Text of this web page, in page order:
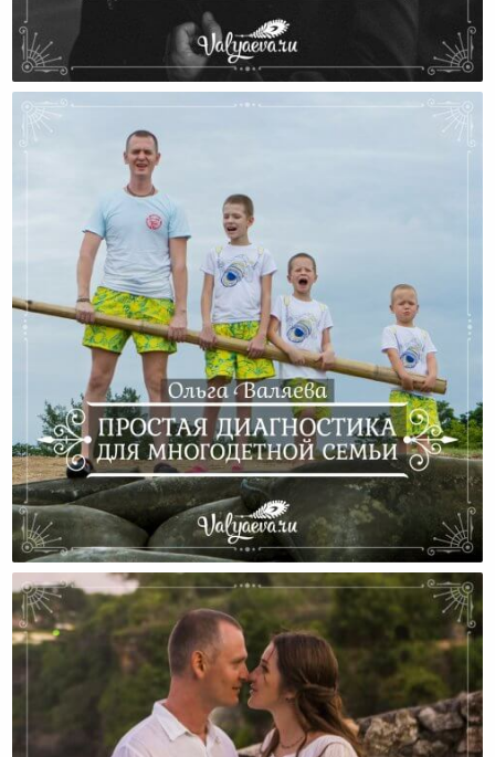
6 Этапов Деградации И Разрушения Семьи
Простая Диагностика Для Многодетной Семьи